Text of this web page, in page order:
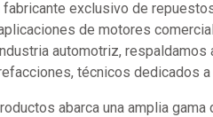
fabricante exclusivo de
de motores
automotriz,
técnicos dedicados
abarca una amplia